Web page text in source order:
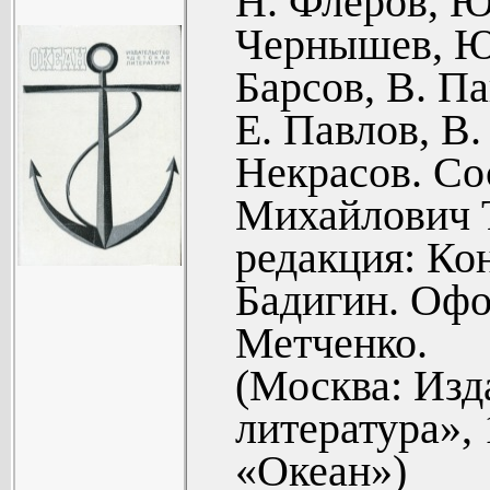
МЕЖДУ
Е.
экватора.
В.
Юморески
На
(46).
В.
Е.
интервью
А.
Рассказ
И.
В. Рыбин.
Красного
(91).
А.
Чернышев,
Барсов, В.
Е. Павлов,
Некрасов.
редакция:
Бадигин.
Метченко.
(Москва:
«Океан»)